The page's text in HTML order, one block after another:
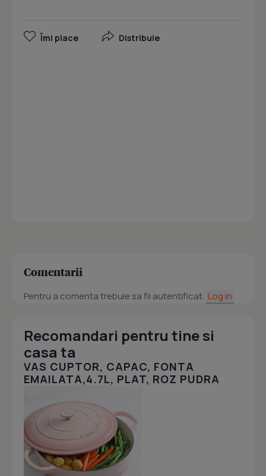
Îmi place Distribuie
Comentarii
Pentru a comenta trebuie sa fii autentificat. Log in
Recomandari pentru tine si
casa ta
VAS CUPTOR, CAPAC, FONTA
EMAILATA,4.7L, PLAT, ROZ PUDRA